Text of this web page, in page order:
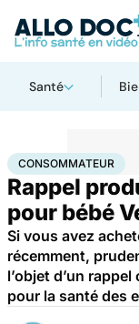
Santé
AccueilSanté
CONSOMMATEUR
Rappel
pour bébé
Si vous avez
récemment,
l’objet d’un
pour la santé des